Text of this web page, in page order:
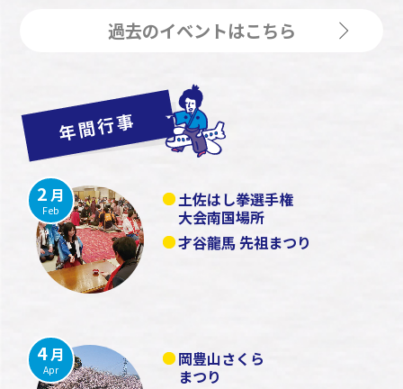
過去のイベントはこちら
2月
Feb
土佐はし拳選手権
大会南国場所
才谷龍馬 先祖まつり
4月
Apr
岡豊山さくら
まつり